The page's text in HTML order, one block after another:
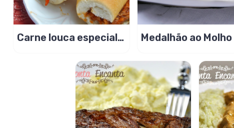
Carne louca especial,
Medalhão ao Molho